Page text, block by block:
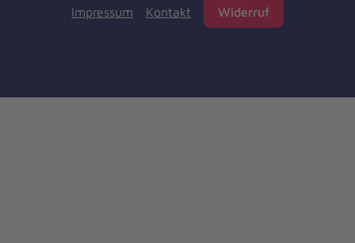
Impressum Kontakt Widerruf